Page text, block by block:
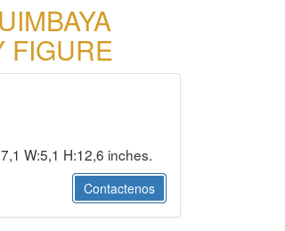
FIGURE
W:5,1 H:12,6 inches.
Contactenos